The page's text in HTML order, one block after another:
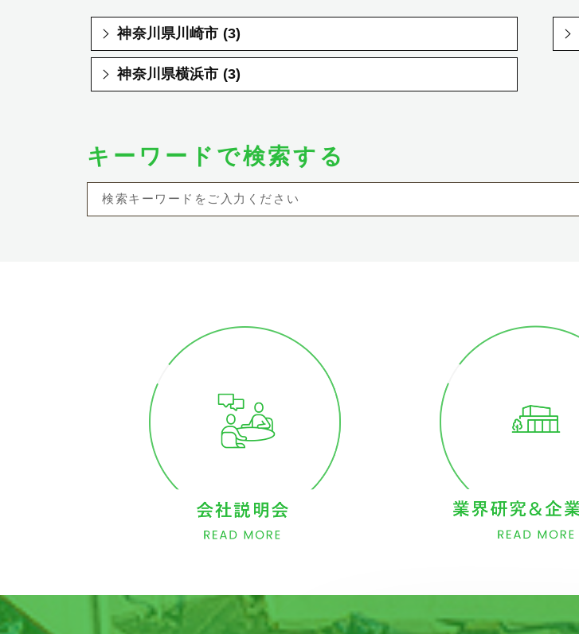
神奈川県川崎市 (3)
神奈川県横浜市 (3)
キーワードで検索する